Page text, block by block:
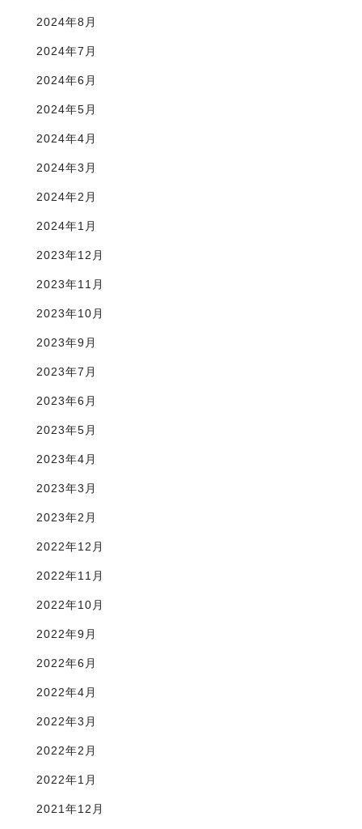
2024年8月
2024年7月
2024年6月
2024年5月
2024年4月
2024年3月
2024年2月
2024年1月
2023年12月
2023年11月
2023年10月
2023年9月
2023年7月
2023年6月
2023年5月
2023年4月
2023年3月
2023年2月
2022年12月
2022年11月
2022年10月
2022年9月
2022年6月
2022年4月
2022年3月
2022年2月
2022年1月
2021年12月